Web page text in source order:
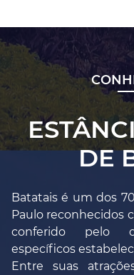
DE
Batatais é um dos
Paulo reconhecidos
conferido pelo
específicos
Entre suas